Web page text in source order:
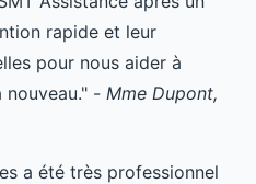
rapide et leur
pour nous aider à
nouveau." - Mme Dupont,
a été très professionnel